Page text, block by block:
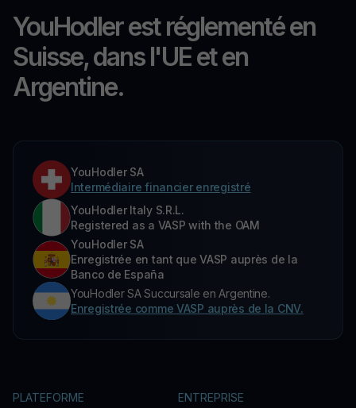
YouHodler est réglementé en
Suisse, dans l'UE et en
Argentine.
YouHodler SA
Intermédiaire financier enregistré
YouHodler Italy S.R.L.
Registered as a VASP with the OAM
YouHodler SA
Enregistrée en tant que VASP auprès de la
Banco de España
YouHodler SA Succursale en Argentine.
Enregistrée comme VASP auprès de la CNV.
PLATEFORME ENTREPRISE